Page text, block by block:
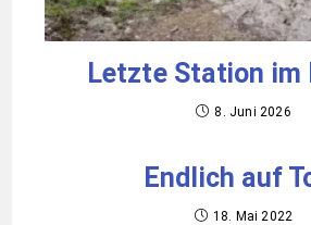
Letzte Station im
8. Juni 2026
Endlich auf
18. Mai 2022